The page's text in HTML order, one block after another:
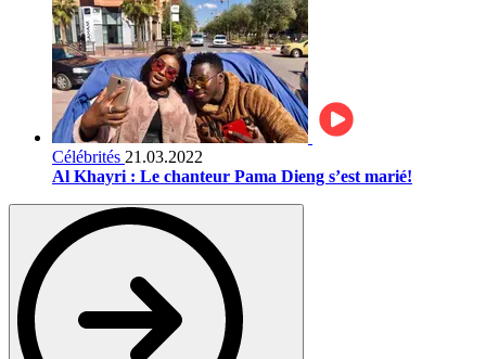
Célébrités 21.03.2022
Al Khayri : Le chanteur Pama Dieng s’est marié!